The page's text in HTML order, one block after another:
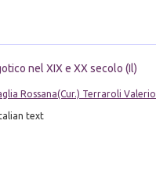
nel XIX e XX secolo (Il)
Rossana(Cur.) Terraroli Valerio
text